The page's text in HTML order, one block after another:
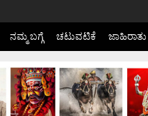
ನಮ್ಮ ಬಗ್ಗೆ ಚಟುವಟಿಕೆ ಜಾಹಿರಾತು